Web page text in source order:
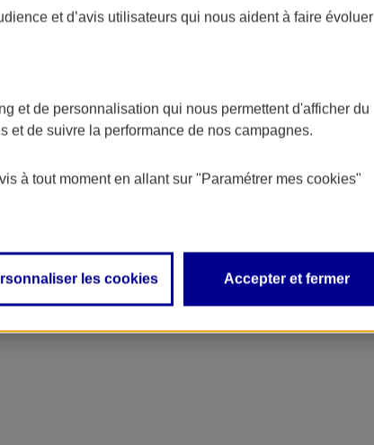
et d’avis utilisateurs qui nous aident à faire évoluer
et de personnalisation qui nous permettent d'afficher du
et de suivre la performance de nos campagnes.
à tout moment en allant sur "Paramétrer mes cookies"
les cookies Accepter et fermer